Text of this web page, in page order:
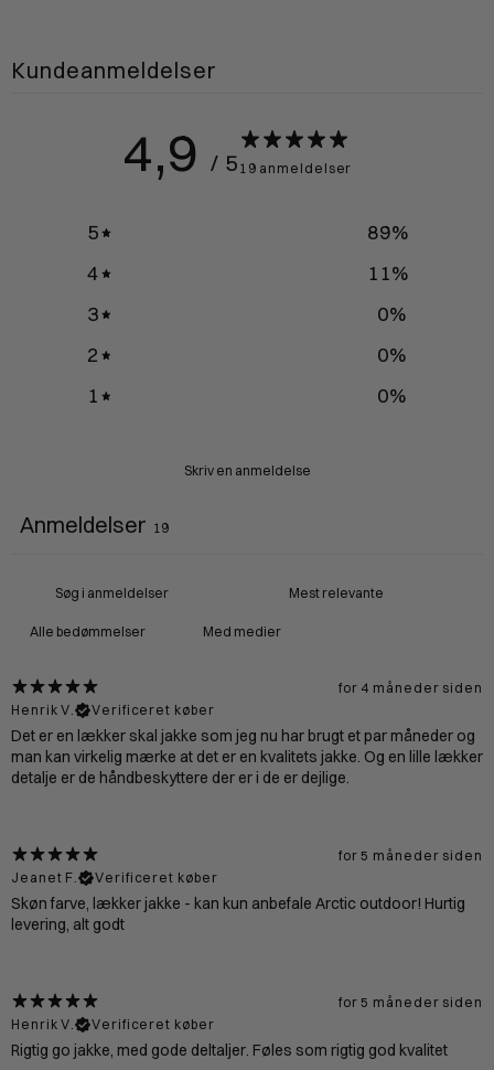
Kundeanmeldelser
4,9 / 5 19 anmeldelser
5 89%
4
11%
3
0%
2
0%
1
0%
Skriv en anmeldelse
Anmeldelser 19
Med medier
for 4 måneder siden
Henrik V.
Verificeret køber
Det er en lækker skal jakke som jeg nu har brugt et par måneder og
man kan virkelig mærke at det er en kvalitets jakke. Og en lille lækker
detalje er de håndbeskyttere der er i de er dejlige.
for 5 måneder siden
Jeanet F.
Verificeret køber
Skøn farve, lækker jakke - kan kun anbefale Arctic outdoor! Hurtig
levering, alt godt
for 5 måneder siden
Henrik V.
Verificeret køber
Rigtig go jakke, med gode deltaljer. Føles som rigtig god kvalitet